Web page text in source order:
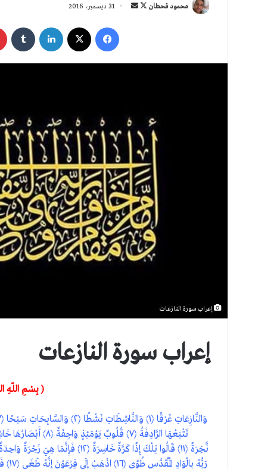
محمود قحطان
تابعأرسل
إلكترونيا
31 ديسمبر، 2016
فيسبوك لينكدإن
إعراب سورة النازعات
إعراب سورة النازعات
﴿ بِسْمِ اللّهِ